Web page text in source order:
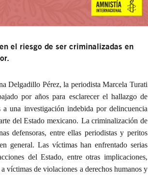
el riesgo de ser criminalizadas en
Delgadillo Pérez, la periodista Marcela Turati
poraños para esclarecer el hallazgo de
a una investigación indebida por delincuencia
del Estado mexicano. La criminalización de
defensoras, entre ellas periodistas y peritos
general. Las víctimas han enfrentado serias
del Estado, entre otras implicaciones,
víctimas de violaciones a derechos humanos y